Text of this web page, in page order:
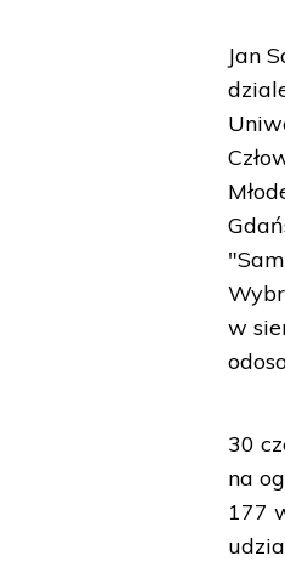
Jan
w
30
na
177